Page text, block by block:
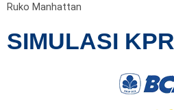
Ruko Manhattan
SIMULASI KPR